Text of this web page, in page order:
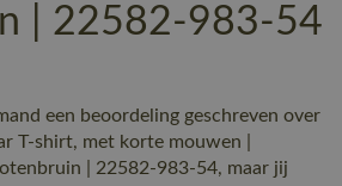
| 22582-983-54
een beoordeling geschreven over
T-shirt, met korte mouwen |
| 22582-983-54, maar jij